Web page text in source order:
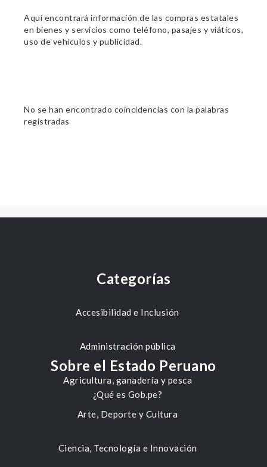
Aquí encontrará información de las compras estatales
en bienes y servicios como teléfono, pasajes y viáticos,
uso de vehículos y publicidad.
No se han encontrado coincidencias con la palabras
registradas
Categorías
Accesibilidad e Inclusión
Administración pública
Agricultura, ganadería y pesca
Arte, Deporte y Cultura
Ciencia, Tecnología e Innovación
Sobre el Estado Peruano
¿Qué es Gob.pe?